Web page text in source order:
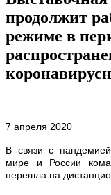
продолжит
режиме в
7 апреля 2020
В связи с
мире и России
перешла на